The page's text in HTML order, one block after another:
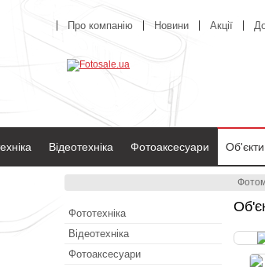
Про компанію Новини Акції
Відеотехніка Фотоаксесуари
Фототехніка
Відеотехніка
Фотоаксесуари